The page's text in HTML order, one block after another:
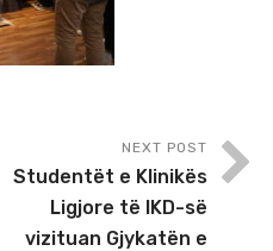
NEXT POST
Studentët e Klinikës
Ligjore të IKD-së
vizituan Gjykatën e